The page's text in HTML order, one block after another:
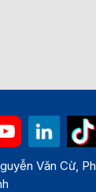
Văn Cừ,